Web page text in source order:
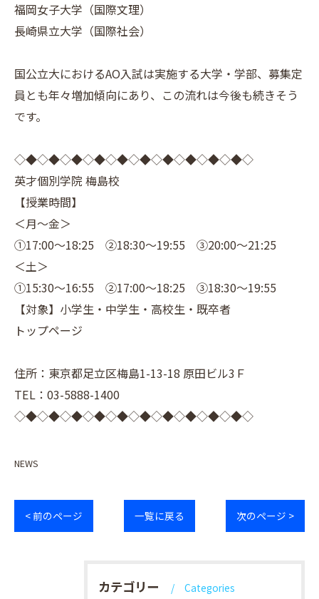
福岡女子大学（国際文理）
長崎県立大学（国際社会）
国公立大におけるAO入試は実施する大学・学部、募集定
員とも年々増加傾向にあり、この流れは今後も続きそう
です。
◇◆◇◆◇◆◇◆◇◆◇◆◇◆◇◆◇◆◇◆◇
英才個別学院 梅島校
【授業時間】
＜月～金＞
①17:00～18:25 ②18:30～19:55 ③20:00～21:25
＜土＞
①15:30～16:55 ②17:00～18:25 ③18:30～19:55
【対象】小学生・中学生・高校生・既卒者
トップページ
住所：東京都足立区梅島1-13-18 原田ビル3Ｆ
TEL：03-5888-1400
◇◆◇◆◇◆◇◆◇◆◇◆◇◆◇◆◇◆◇◆◇
NEWS
< 前のページ 一覧に戻る 次のページ >
カテゴリー Categories